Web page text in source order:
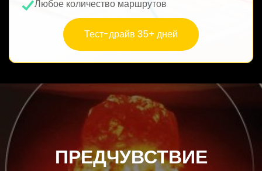
Любое количество маршрутов
Тест-драйв 35+ дней
ПРЕДЧУВСТВИЕ